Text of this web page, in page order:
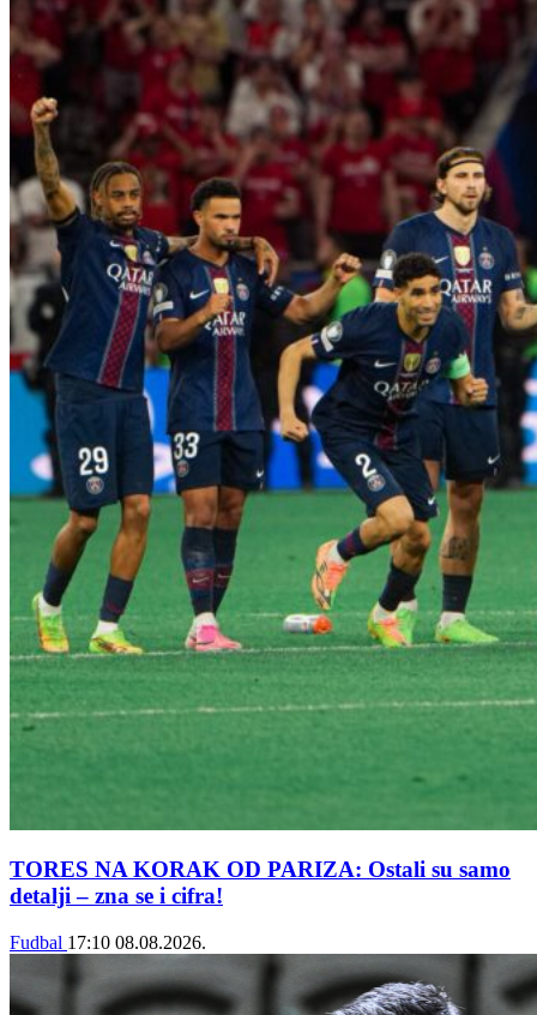
TORES NA KORAK OD PARIZA: Ostali su samo
detalji – zna se i cifra!
Fudbal 17:10 08.08.2026.